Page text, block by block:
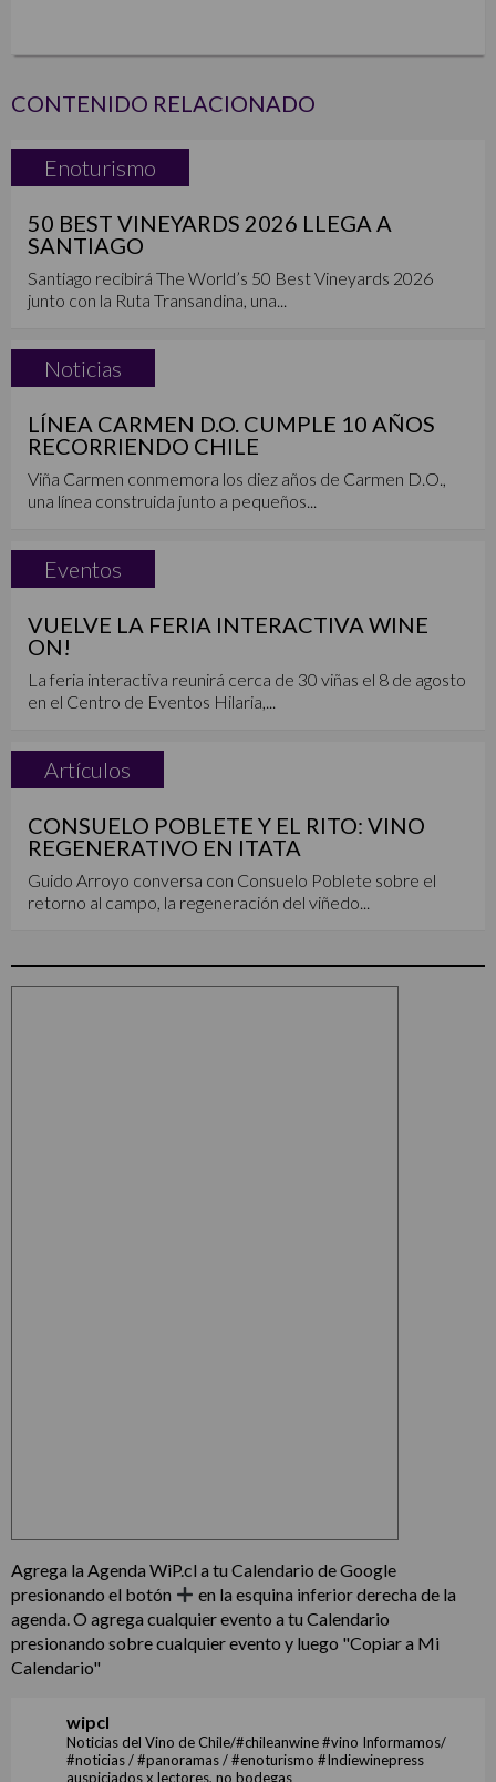
CONTENIDO RELACIONADO
Enoturismo
50 BEST VINEYARDS 2026 LLEGA A
SANTIAGO
Santiago recibirá The World’s 50 Best Vineyards 2026
junto con la Ruta Transandina, una...
Noticias
LÍNEA CARMEN D.O. CUMPLE 10 AÑOS
RECORRIENDO CHILE
Viña Carmen conmemora los diez años de Carmen D.O.,
una línea construida junto a pequeños...
Eventos
VUELVE LA FERIA INTERACTIVA WINE
ON!
La feria interactiva reunirá cerca de 30 viñas el 8 de agosto
en el Centro de Eventos Hilaria,...
Artículos
CONSUELO POBLETE Y EL RITO: VINO
REGENERATIVO EN ITATA
Guido Arroyo conversa con Consuelo Poblete sobre el
retorno al campo, la regeneración del viñedo...
Agrega la Agenda WiP.cl a tu Calendario de Google
presionando el botón
en la esquina inferior derecha de la
agenda. O agrega cualquier evento a tu Calendario
presionando sobre cualquier evento y luego "Copiar a Mi
Calendario"
wipcl
Noticias del Vino de Chile/#chileanwine #vino Informamos/
#noticias / #panoramas / #enoturismo #Indiewinepress
auspiciados x lectores, no bodegas